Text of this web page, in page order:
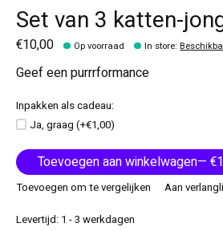
Set van 3 katten-
€10,00 Op voorraad In store:
Geef een purrrformance
Inpakken als cadeau:
Ja, graag (+€1,00)
Toevoegen aan winkelwagen —
Toevoegen om te vergelijken
Aan
Levertijd: 1 - 3 werkdagen